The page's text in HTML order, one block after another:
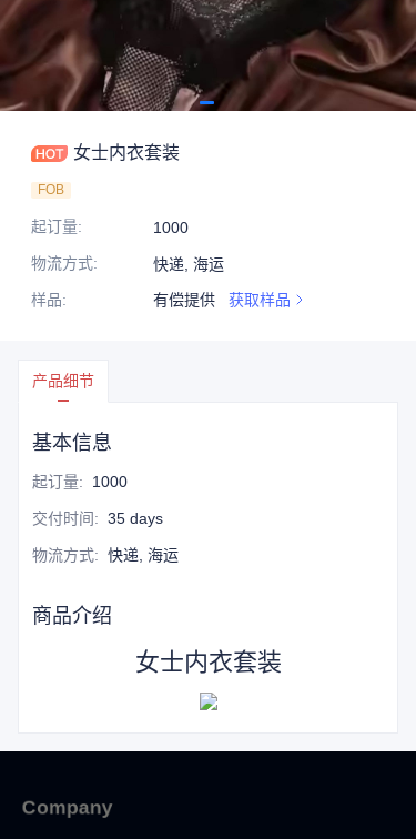
女士内衣套装
FOB
起订量:
1000
物流方式:
快递, 海运
样品: 有偿提供 获取样品
产品细节
基本信息
起订量: 1000
交付时间: 35 days
物流方式: 快递, 海运
商品介绍
女士内衣套装
Company